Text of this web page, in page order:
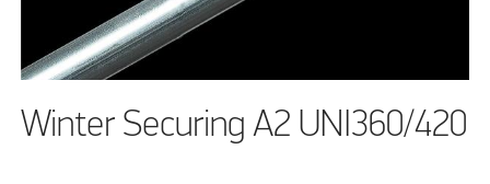
Winter Securing A2 UNI360/420